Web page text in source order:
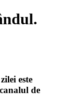
este
de